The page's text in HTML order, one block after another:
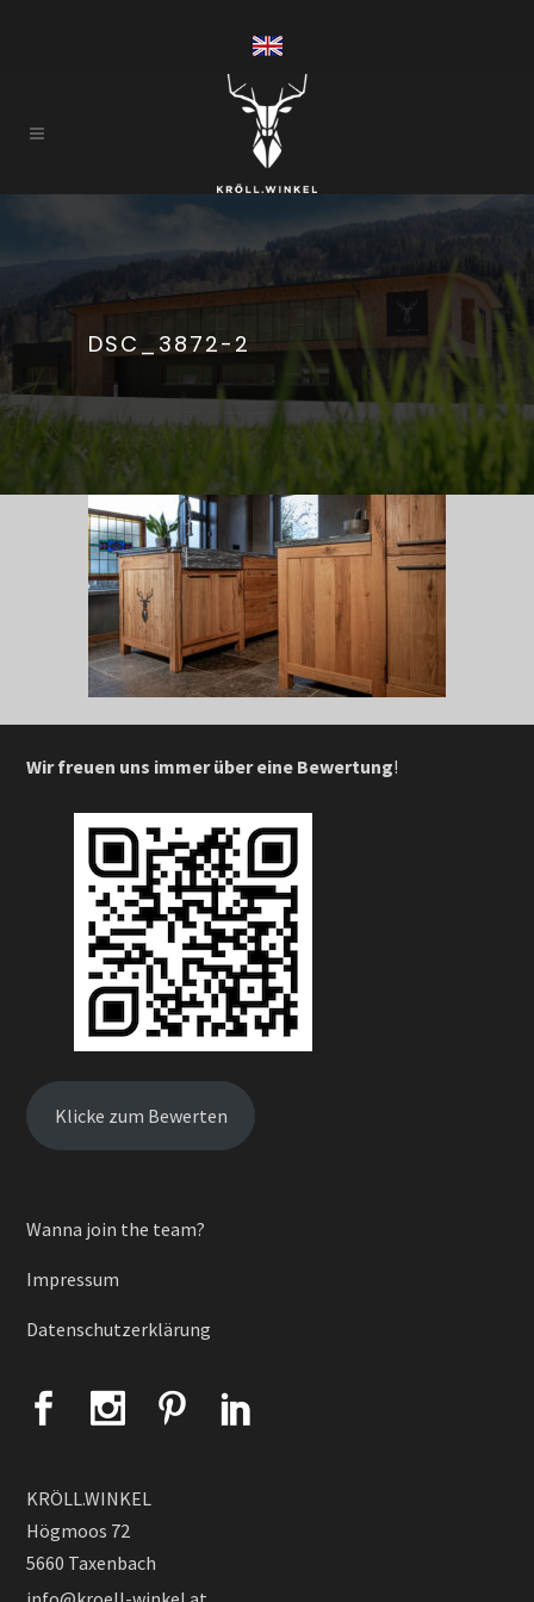
DSC_3872-2
Wir freuen uns immer über eine Bewertung!
Klicke zum Bewerten
Wanna join the team?
Impressum
Datenschutzerklärung
KRÖLL.WINKEL
Högmoos 72
5660 Taxenbach